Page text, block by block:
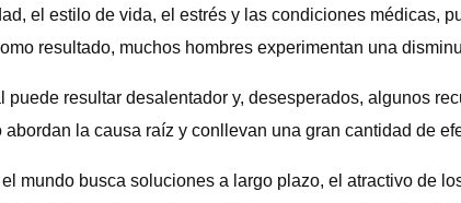
el estilo de vida, el estrés y las condiciones médicas,
resultado, muchos hombres experimentan una
puede resultar desalentador y, desesperados, algunos
la causa raíz y conllevan una gran cantidad de
mundo busca soluciones a largo plazo, el atractivo de